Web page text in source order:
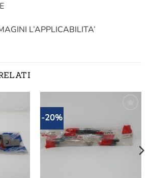
L’APPLICABILITA’
dei
desideri
-20%
alla lista
dei
desideri